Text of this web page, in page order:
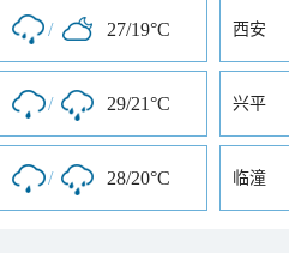
/ 27/19°C 西安
/ 29/21°C 兴平
/ 28/20°C 临潼